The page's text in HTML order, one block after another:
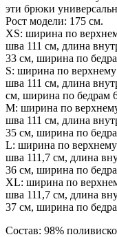
эти брюки
Рост модели: 175 см.
XS: ширина по
шва 111 см, длина
33 см, ширина по
S: ширина по
шва 111 см, длина
см, ширина по бедрам
М: ширина по
шва 111 см, длина
35 см, ширина по
L: ширина по
шва 111,7 см, длина
36 см, ширина по
XL: ширина по
шва 111,7 см, длина
37 см, ширина по
Состав: 98%